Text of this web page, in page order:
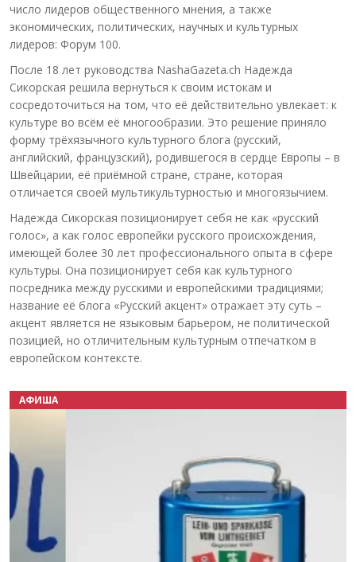
число лидеров общественного мнения, а также
экономических, политических, научных и культурных
лидеров: Форум 100.
После 18 лет руководства NashaGazeta.ch Надежда
Сикорская решила вернуться к своим истокам и
сосредоточиться на том, что её действительно увлекает: к
культуре во всём её многообразии. Это решение приняло
форму трёхязычного культурного блога (русский,
английский, французский), родившегося в сердце Европы – в
Швейцарии, её приёмной стране, стране, которая
отличается своей мультикультурностью и многоязычием.
Надежда Сикорская позиционирует себя не как «русский
голос», а как голос европейки русского происхождения,
имеющей более 30 лет профессионального опыта в сфере
культуры. Она позиционирует себя как культурного
посредника между русскими и европейскими традициями;
название её блога «Русский акцент» отражает эту суть –
акцент является не языковым барьером, не политической
позицией, но отличительным культурным отпечатком в
европейском контексте.
АФИША